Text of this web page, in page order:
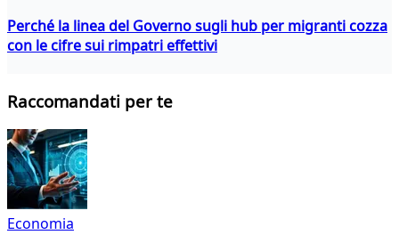
Perché la linea del Governo sugli hub per migranti cozza
con le cifre sui rimpatri effettivi
Raccomandati per te
Economia